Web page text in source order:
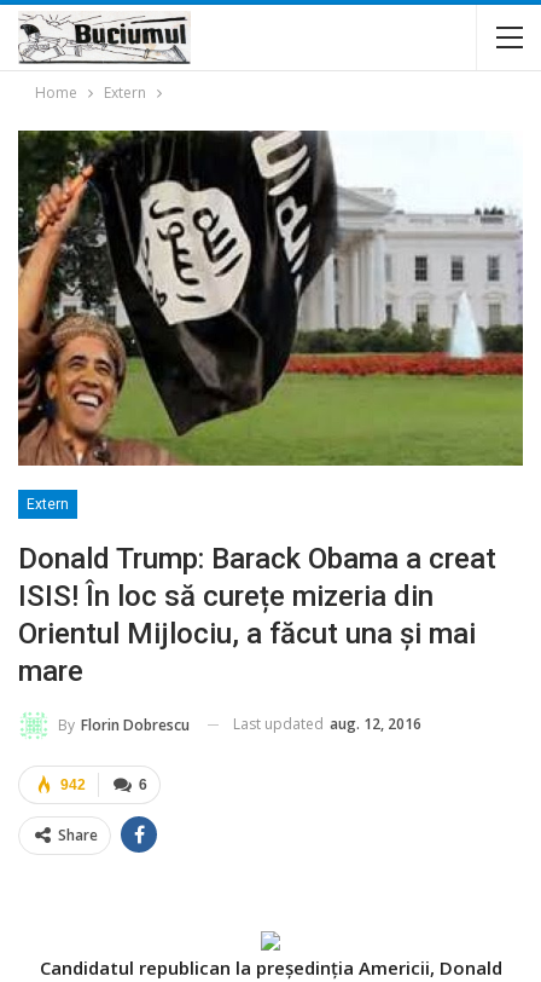
Home Extern
Extern
Donald Trump: Barack Obama a creat
ISIS! În loc să curețe mizeria din
Orientul Mijlociu, a făcut una și mai
mare
By Florin Dobrescu Last updated aug. 12, 2016
6
942
Share
Candidatul republican la președinția Americii, Donald